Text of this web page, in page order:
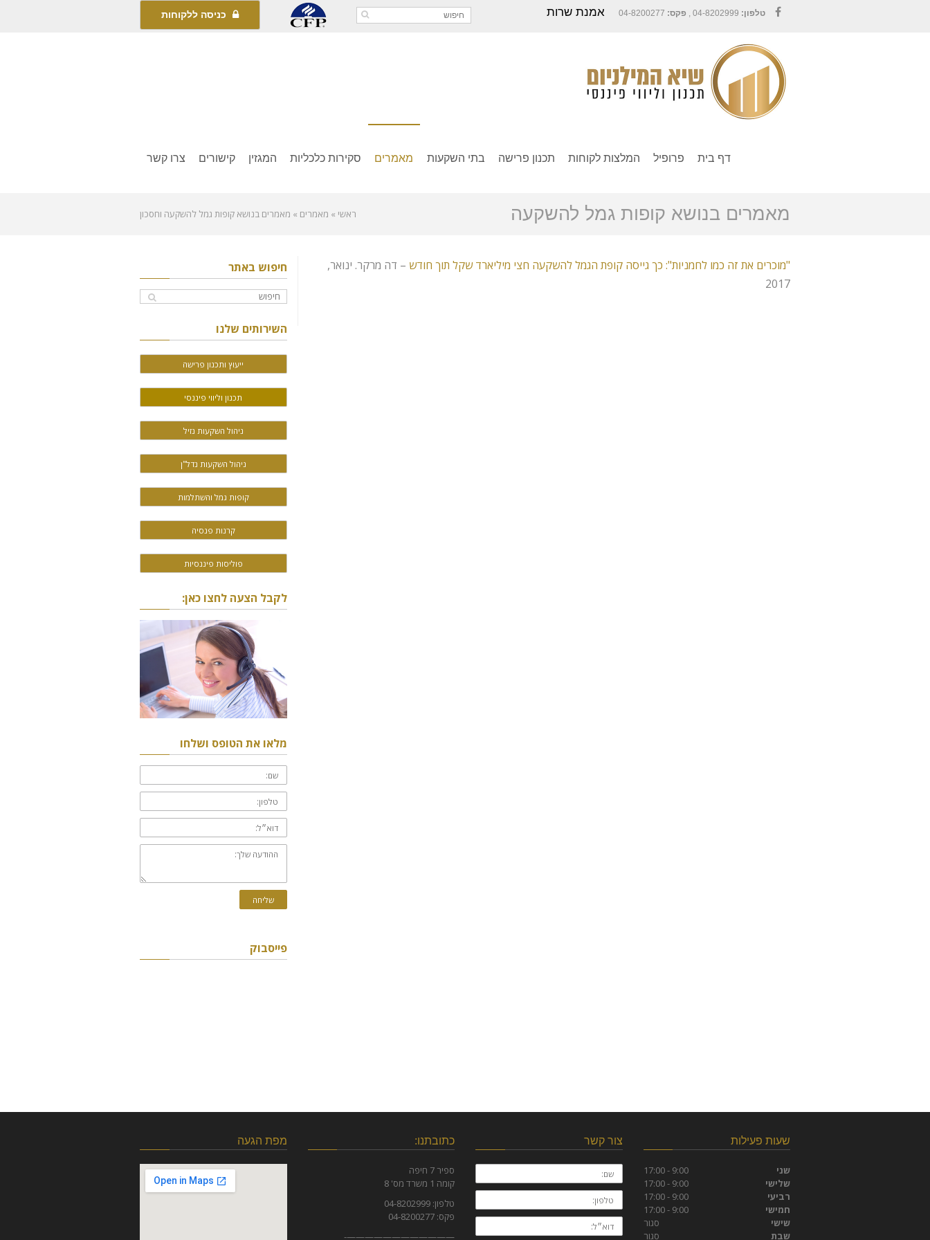
טלפון: פקס: אמנת שרות כניסה ללקוחות
דף בית פרופיל המלצות לקוחות תכנון פרישה בתי השקעות מאמרים סקירות כלכליות המגזין קישורים צרו קשר
מאמרים בנושא קופות גמל להשקעה
וחסכון
ראשי » מאמרים » מאמרים בנושא קופות גמל להשקעה וחסכון
"מוכרים את זה כמו לחמניות": כך גייסה קופת הגמל להשקעה חצי מיליארד שקל תוך חודש – דה מרקר. ינואר,
2017
חיפוש באתר
השירותים שלנו
ייעוץ ותכנון פרישה
תכנון וליווי פיננסי
ניהול השקעות נזיל
ניהול השקעות נדל"ן
קופות גמל והשתלמות
קרנות פנסיה
פוליסות פיננסיות
לקבל הצעה לחצו כאן:
מלאו את הטופס ושלחו
שם:
טלפון:
דוא״ל:
ההודעה
שלך:
שליחה
פייסבוק
שעות פעילות
שני
9:00 - 17:00
שלישי
9:00 - 17:00
רביעי
9:00 - 17:00
חמישי
9:00 - 17:00
שישי
סגור
שבת
סגור
צור קשר
שם:
טלפון:
דוא״ל:
כתובתנו:
ספיר 7 חיפה
קומה 1 משרד מס' 8
טלפון: 04-8202999
פקס: 04-8200277
————————————-
מפת הגעה